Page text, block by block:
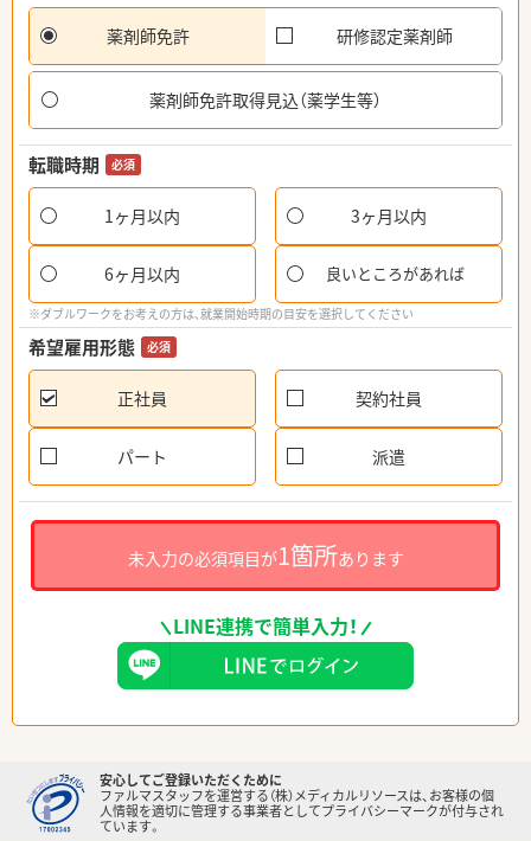
薬剤師免許 研修認定薬剤師
薬剤師免許取得見込（薬学生等）
転職時期 必須
1ヶ月以内 3ヶ月以内
6ヶ月以内 良いところがあれば
※ダブルワークをお考えの方は、就業開始時期の目安を選択してください
希望雇用形態 必須
正社員 契約社員
パート 派遣
未入力の必須項目が1箇所あります
LINE連携で簡単入力！
安心してご登録いただくために
ファルマスタッフを運営する（株）メディカルリソースは、お客様の個
人情報を適切に管理する事業者としてプライバシーマークが付与され
ています。